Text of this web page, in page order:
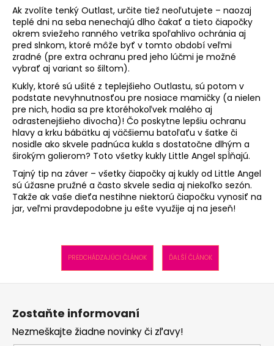
Ak zvolíte tenký Outlast, určite tiež neoľutujete – naozaj
teplé dni na seba nenechajú dlho čakať a tieto čiapočky
okrem sviežeho ranného vetríka spoľahlivo ochránia aj
pred slnkom, ktoré môže byť v tomto období veľmi
zradné (pre extra ochranu pred jeho lúčmi je možné
vybrať aj variant so šiltom).
Kukly, ktoré sú ušité z teplejšieho Outlastu, sú potom v
podstate nevyhnutnosťou pre nosiace mamičky (a nielen
pre nich, hodia sa pre ktoréhokoľvek malého aj
odrastenejšieho divocha)! Čo poskytne lepšiu ochranu
hlavy a krku bábätku aj väčšiemu batoľaťu v šatke či
nosidle ako skvele padnúca kukla s dostatočne dlhým a
širokým golierom? Toto všetky kukly Little Angel spĺňajú.
Tajný tip na záver – všetky čiapočky aj kukly od Little Angel
sú úžasne pružné a často skvele sedia aj niekoľko sezón.
Takže ak vaše dieťa nestihne niektorú čiapočku vynosiť na
jar, veľmi pravdepodobne ju ešte využije aj na jeseň!
PREDCHÁDZAJÚCI ČLÁNOK ĎALŠÍ ČLÁNOK
SET
PROSTERADLO
DO
KOČIARA
NEPRIEPUSTNÉ
PRIEDUŠNÉ
-
BIELA
€13,41
Zostaňte informovaní
Nezmeškajte žiadne novinky či zľavy!